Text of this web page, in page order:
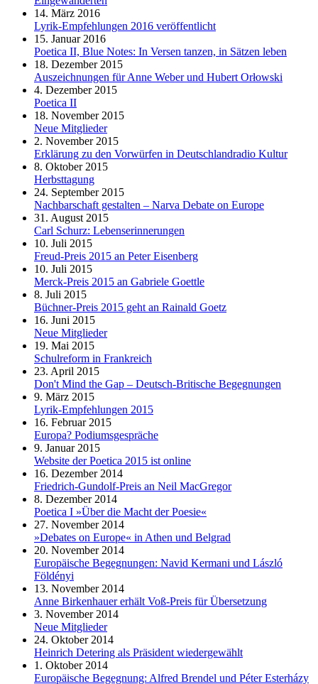
14. März 2016
Lyrik-Empfehlungen 2016 veröffentlicht
15. Januar 2016
Poetica II, Blue Notes: In Versen tanzen, in Sätzen leben
18. Dezember 2015
Auszeichnungen für Anne Weber und Hubert Orłowski
4. Dezember 2015
Poetica II
18. November 2015
Neue Mitglieder
2. November 2015
Erklärung zu den Vorwürfen in Deutschlandradio Kultur
8. Oktober 2015
Herbsttagung
24. September 2015
Nachbarschaft gestalten – Narva Debate on Europe
31. August 2015
Carl Schurz: Lebenserinnerungen
10. Juli 2015
Freud-Preis 2015 an Peter Eisenberg
10. Juli 2015
Merck-Preis 2015 an Gabriele Goettle
8. Juli 2015
Büchner-Preis 2015 geht an Rainald Goetz
16. Juni 2015
Neue Mitglieder
19. Mai 2015
Schulreform in Frankreich
23. April 2015
Don't Mind the Gap – Deutsch-Britische Begegnungen
9. März 2015
Lyrik-Empfehlungen 2015
16. Februar 2015
Europa? Podiumsgespräche
9. Januar 2015
Website der Poetica 2015 ist online
16. Dezember 2014
Friedrich-Gundolf-Preis an Neil MacGregor
8. Dezember 2014
Poetica I »Über die Macht der Poesie«
27. November 2014
»Debates on Europe« in Athen und Belgrad
20. November 2014
Europäische Begegnungen: Navid Kermani und László
Földényi
13. November 2014
Anne Birkenhauer erhält Voß-Preis für Übersetzung
3. November 2014
Neue Mitglieder
24. Oktober 2014
Heinrich Detering als Präsident wiedergewählt
1. Oktober 2014
Europäische Begegnung: Alfred Brendel und Péter Esterházy